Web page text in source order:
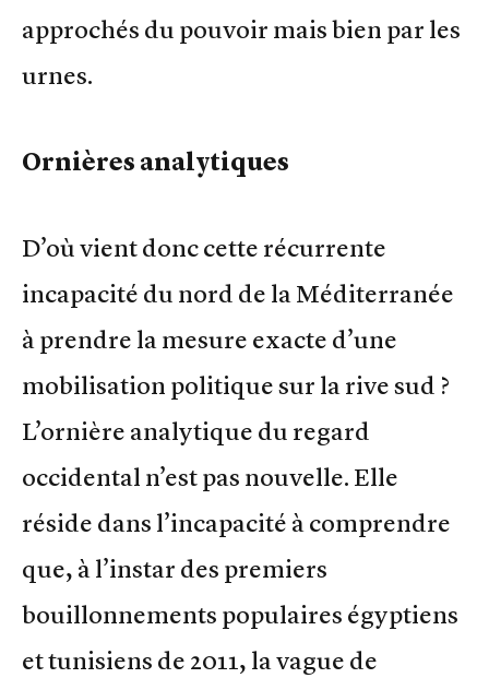
approchés du pouvoir mais bien par les
urnes.
Ornières analytiques
D’où vient donc cette récurrente
incapacité du nord de la Méditerranée
à prendre la mesure exacte d’une
mobilisation politique sur la rive sud ?
L’ornière analytique du regard
occidental n’est pas nouvelle. Elle
réside dans l’incapacité à comprendre
que, à l’instar des premiers
bouillonnements populaires égyptiens
et tunisiens de 2011, la vague de